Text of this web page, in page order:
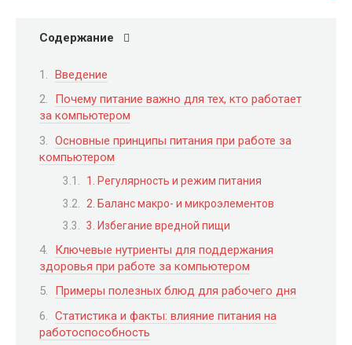
Содержание
Введение
Почему питание важно для тех, кто работает
за компьютером
Основные принципы питания при работе за
компьютером
1. Регулярность и режим питания
2. Баланс макро- и микроэлементов
3. Избегание вредной пищи
Ключевые нутриенты для поддержания
здоровья при работе за компьютером
Примеры полезных блюд для рабочего дня
Статистика и факты: влияние питания на
работоспособность